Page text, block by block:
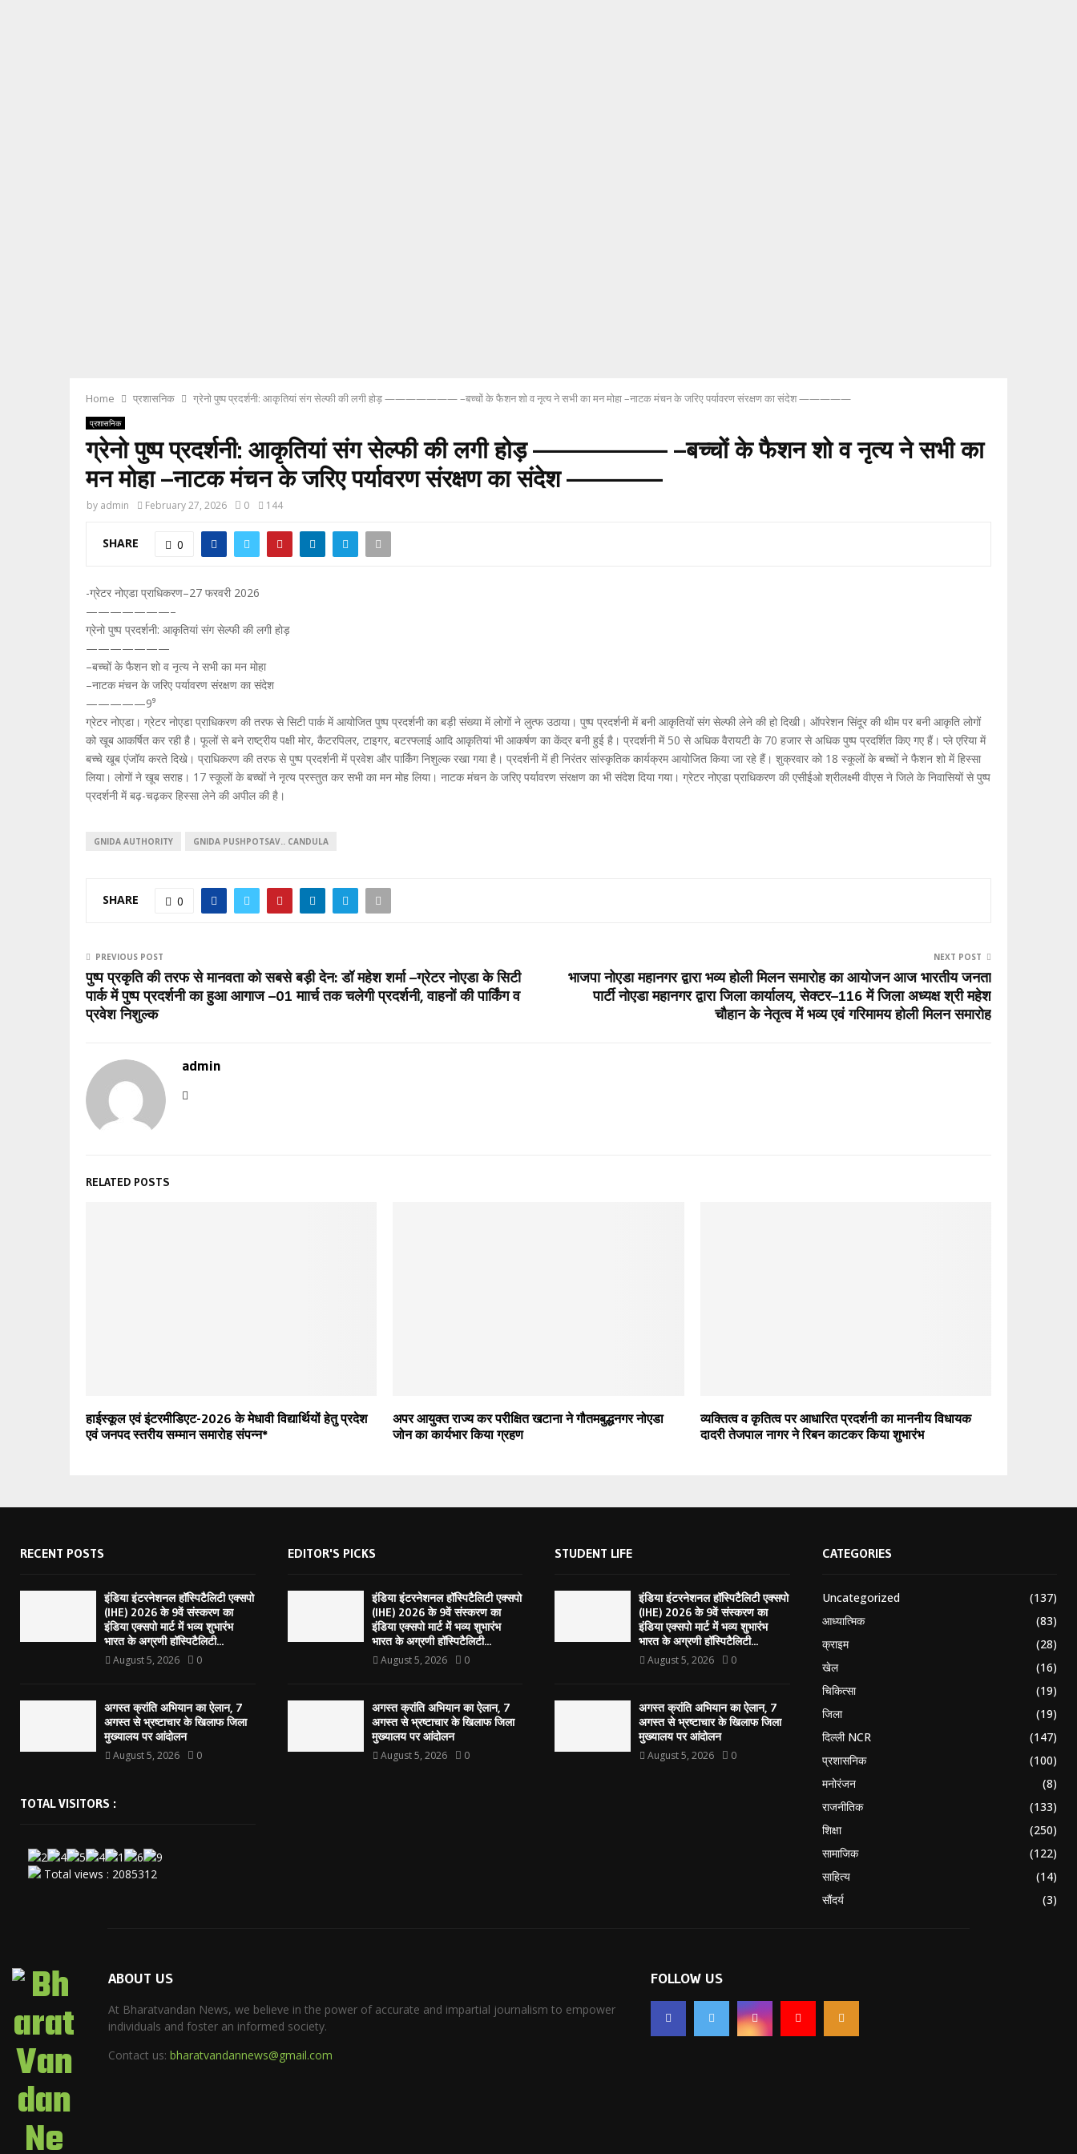
Home प्रशासनिक ग्रेनो पुष्प प्रदर्शनी: आकृतियां संग सेल्फी की लगी होड़ ——————— –बच्चों के फैशन शो व नृत्य ने सभी का मन मोहा –नाटक मंचन के जरिए पर्यावरण संरक्षण का संदेश —————
प्रशासनिक
ग्रेनो पुष्प प्रदर्शनी: आकृतियां संग सेल्फी की लगी होड़ ——————— –बच्चों के फैशन शो व नृत्य ने सभी का
मन मोहा –नाटक मंचन के जरिए पर्यावरण संरक्षण का संदेश —————
by admin February 27, 2026 0 144
SHARE 0
-ग्रेटर नोएडा प्राधिकरण–27 फरवरी 2026
———————–
ग्रेनो पुष्प प्रदर्शनी: आकृतियां संग सेल्फी की लगी होड़
———————
–बच्चों के फैशन शो व नृत्य ने सभी का मन मोहा
–नाटक मंचन के जरिए पर्यावरण संरक्षण का संदेश
—————9⁹
ग्रेटर नोएडा। ग्रेटर नोएडा प्राधिकरण की तरफ से सिटी पार्क में आयोजित पुष्प प्रदर्शनी का बड़ी संख्या में लोगों ने लुत्फ उठाया। पुष्प प्रदर्शनी में बनी आकृतियों संग सेल्फी लेने की हो दिखी। ऑपरेशन सिंदूर की थीम पर बनी आकृति लोगों
को खूब आकर्षित कर रही है। फूलों से बने राष्ट्रीय पक्षी मोर, कैटरपिलर, टाइगर, बटरफ्लाई आदि आकृतियां भी आकर्षण का केंद्र बनी हुई है। प्रदर्शनी में 50 से अधिक वैरायटी के 70 हजार से अधिक पुष्प प्रदर्शित किए गए हैं। प्ले एरिया में
बच्चे खूब एंजॉय करते दिखे। प्राधिकरण की तरफ से पुष्प प्रदर्शनी में प्रवेश और पार्किंग निशुल्क रखा गया है। प्रदर्शनी में ही निरंतर सांस्कृतिक कार्यक्रम आयोजित किया जा रहे हैं। शुक्रवार को 18 स्कूलों के बच्चों ने फैशन शो में हिस्सा
लिया। लोगों ने खूब सराह। 17 स्कूलों के बच्चों ने नृत्य प्रस्तुत कर सभी का मन मोह लिया। नाटक मंचन के जरिए पर्यावरण संरक्षण का भी संदेश दिया गया। ग्रेटर नोएडा प्राधिकरण की एसीईओ श्रीलक्ष्मी वीएस ने जिले के निवासियों से पुष्प
प्रदर्शनी में बढ़-चढ़कर हिस्सा लेने की अपील की है।
GNIDA AUTHORITY GNIDA PUSHPOTSAV.. CANDULA
SHARE 0
PREVIOUS POST
पुष्प प्रकृति की तरफ से मानवता को सबसे बड़ी देन: डॉ महेश शर्मा –ग्रेटर नोएडा के सिटी
पार्क में पुष्प प्रदर्शनी का हुआ आगाज –01 माार्च तक चलेगी प्रदर्शनी, वाहनों की पार्किंग व
प्रवेश निशुल्क
NEXT POST
भाजपा नोएडा महानगर द्वारा भव्य होली मिलन समारोह का आयोजन आज भारतीय जनता
पार्टी नोएडा महानगर द्वारा जिला कार्यालय, सेक्टर–116 में जिला अध्यक्ष श्री महेश
चौहान के नेतृत्व में भव्य एवं गरिमामय होली मिलन समारोह
admin
RELATED POSTS
हाईस्कूल एवं इंटरमीडिएट-2026 के मेधावी विद्यार्थियों हेतु प्रदेश
एवं जनपद स्तरीय सम्मान समारोह संपन्न*
अपर आयुक्त राज्य कर परीक्षित खटाना ने गौतमबुद्धनगर नोएडा
जोन का कार्यभार किया ग्रहण
व्यक्तित्व व कृतित्व पर आधारित प्रदर्शनी का माननीय विधायक
दादरी तेजपाल नागर ने रिबन काटकर किया शुभारंभ
RECENT POSTS
इंडिया इंटरनेशनल हॉस्पिटैलिटी एक्सपो
(IHE) 2026 के 9वें संस्करण का
इंडिया एक्सपो मार्ट में भव्य शुभारंभ
भारत के अग्रणी हॉस्पिटैलिटी...
August 5, 2026 0
अगस्त क्रांति अभियान का ऐलान, 7
अगस्त से भ्रष्टाचार के खिलाफ जिला
मुख्यालय पर आंदोलन
August 5, 2026 0
TOTAL VISITORS :
Total views : 2085312
EDITOR'S PICKS
इंडिया इंटरनेशनल हॉस्पिटैलिटी एक्सपो
(IHE) 2026 के 9वें संस्करण का
इंडिया एक्सपो मार्ट में भव्य शुभारंभ
भारत के अग्रणी हॉस्पिटैलिटी...
August 5, 2026 0
अगस्त क्रांति अभियान का ऐलान, 7
अगस्त से भ्रष्टाचार के खिलाफ जिला
मुख्यालय पर आंदोलन
August 5, 2026 0
STUDENT LIFE
इंडिया इंटरनेशनल हॉस्पिटैलिटी एक्सपो
(IHE) 2026 के 9वें संस्करण का
इंडिया एक्सपो मार्ट में भव्य शुभारंभ
भारत के अग्रणी हॉस्पिटैलिटी...
August 5, 2026 0
अगस्त क्रांति अभियान का ऐलान, 7
अगस्त से भ्रष्टाचार के खिलाफ जिला
मुख्यालय पर आंदोलन
August 5, 2026 0
CATEGORIES
Uncategorized
(137)
आध्यात्मिक
(83)
क्राइम
(28)
खेल
(16)
चिकित्सा
(19)
जिला
(19)
दिल्ली NCR
(147)
प्रशासनिक
(100)
मनोरंजन
(8)
राजनीतिक
(133)
शिक्षा
(250)
सामाजिक
(122)
साहित्य
(14)
सौंदर्य
(3)
ABOUT US
At Bharatvandan News, we believe in the power of accurate and impartial journalism to empower
individuals and foster an informed society.
Contact us: bharatvandannews@gmail.com
FOLLOW US